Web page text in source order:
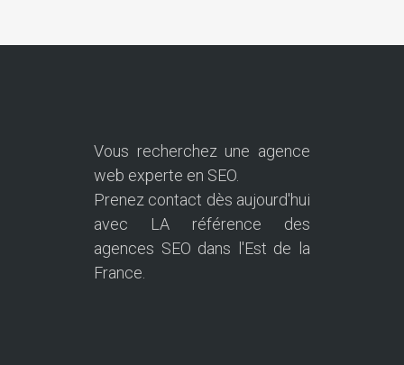
Vous recherchez une agence
web experte en SEO.
Prenez contact dès aujourd'hui
avec LA référence des
agences SEO dans l'Est de la
France.